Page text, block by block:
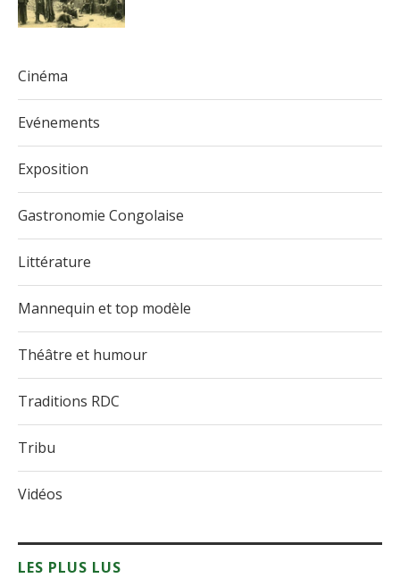
Cinéma
Evénements
Exposition
Gastronomie Congolaise
Littérature
Mannequin et top modèle
Théâtre et humour
Traditions RDC
Tribu
Vidéos
LES PLUS LUS